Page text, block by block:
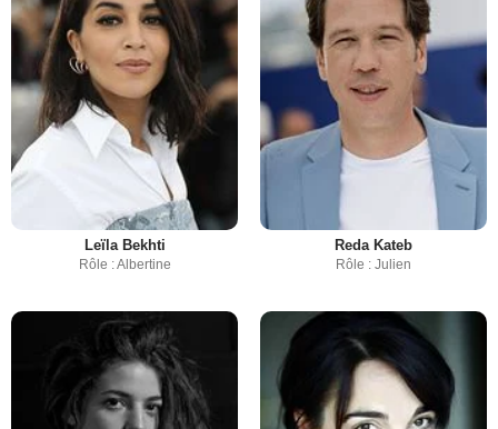
Leïla Bekhti
Rôle : Albertine
Reda Kateb
Rôle : Julien